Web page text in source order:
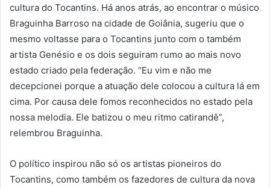
cultura do Tocantins. Há anos atrás, ao encontrar o músico
Braguinha Barroso na cidade de Goiânia, sugeriu que o
mesmo voltasse para o Tocantins junto com o também
artista Genésio e os dois seguiram rumo ao mais novo
estado criado pela federação. “Eu vim e não me
decepcionei porque a atuação dele colocou a cultura lá em
cima. Por causa dele fomos reconhecidos no estado pela
nossa melodia. Ele batizou o meu ritmo catirandê”,
relembrou Braguinha.
O político inspirou não só os artistas pioneiros do
Tocantins, como também os fazedores de cultura da nova